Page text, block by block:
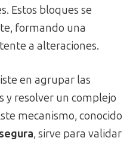
Estos bloques se
formando una
a alteraciones.
en agrupar las
y resolver un complejo
mecanismo, conocido
, sirve para validar